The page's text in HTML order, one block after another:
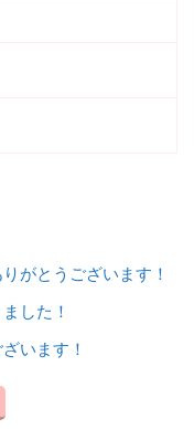
がとうございます！
した！
います！